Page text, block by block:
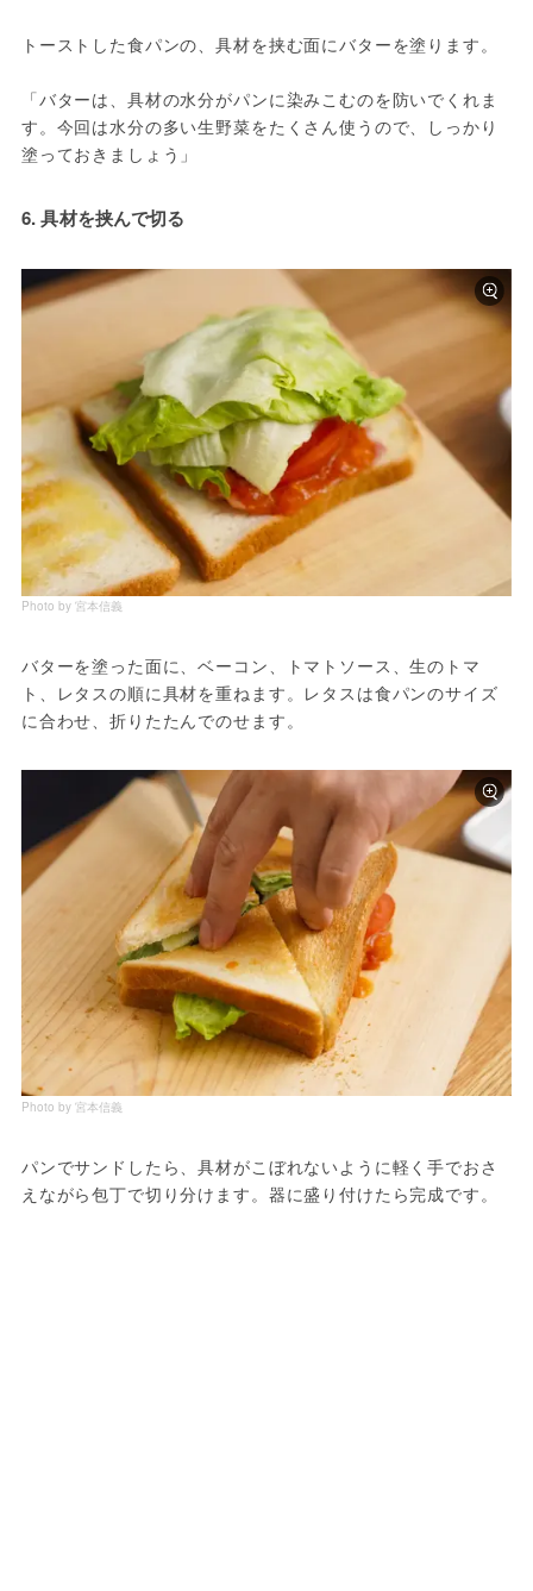
トーストした食パンの、具材を挟む面にバターを塗ります。
「バターは、具材の水分がパンに染みこむのを防いでくれま
す。今回は水分の多い生野菜をたくさん使うので、しっかり
塗っておきましょう」
6. 具材を挟んで切る
Photo by 宮本信義
バターを塗った面に、ベーコン、トマトソース、生のトマ
ト、レタスの順に具材を重ねます。レタスは食パンのサイズ
に合わせ、折りたたんでのせます。
Photo by 宮本信義
パンでサンドしたら、具材がこぼれないように軽く手でおさ
えながら包丁で切り分けます。器に盛り付けたら完成です。